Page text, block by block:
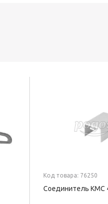
Код товара: 76250
Соединитель КМС